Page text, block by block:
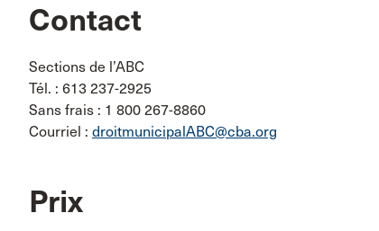
Contact
Sections de l’ABC
Tél. : 613 237-2925
Sans frais : 1 800 267-8860
Courriel : droitmunicipalABC@cba.org
Prix